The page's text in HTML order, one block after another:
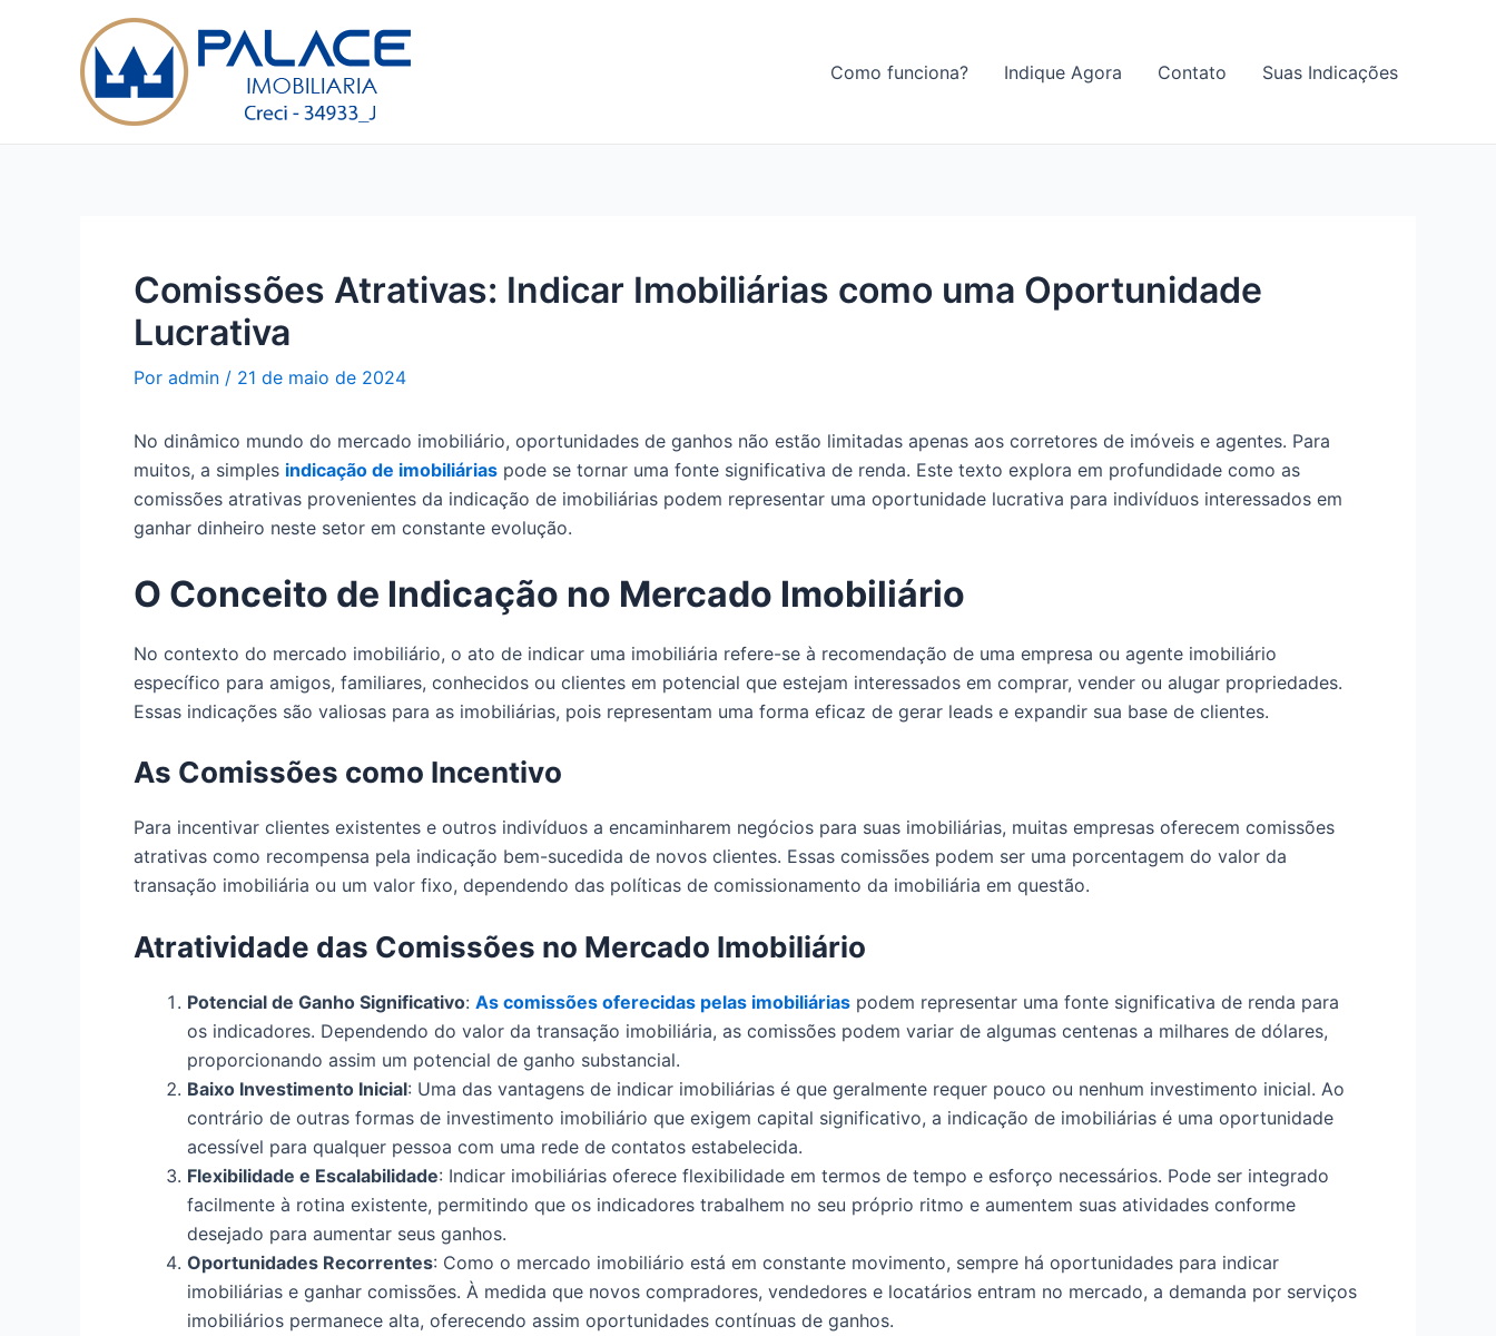
Como funciona? Indique Agora Contato Suas Indicações
Comissões Atrativas: Indicar Imobiliárias como uma Oportunidade
Lucrativa
Por admin / 21 de maio de 2024
No dinâmico mundo do mercado imobiliário, oportunidades de ganhos não estão limitadas apenas aos corretores de imóveis e agentes. Para
muitos, a simples indicação de imobiliárias pode se tornar uma fonte significativa de renda. Este texto explora em profundidade como as
comissões atrativas provenientes da indicação de imobiliárias podem representar uma oportunidade lucrativa para indivíduos interessados em
ganhar dinheiro neste setor em constante evolução.
O Conceito de Indicação no Mercado Imobiliário
No contexto do mercado imobiliário, o ato de indicar uma imobiliária refere-se à recomendação de uma empresa ou agente imobiliário
específico para amigos, familiares, conhecidos ou clientes em potencial que estejam interessados em comprar, vender ou alugar propriedades.
Essas indicações são valiosas para as imobiliárias, pois representam uma forma eficaz de gerar leads e expandir sua base de clientes.
As Comissões como Incentivo
Para incentivar clientes existentes e outros indivíduos a encaminharem negócios para suas imobiliárias, muitas empresas oferecem comissões
atrativas como recompensa pela indicação bem-sucedida de novos clientes. Essas comissões podem ser uma porcentagem do valor da
transação imobiliária ou um valor fixo, dependendo das políticas de comissionamento da imobiliária em questão.
Atratividade das Comissões no Mercado Imobiliário
Potencial de Ganho Significativo: As comissões oferecidas pelas imobiliárias podem representar uma fonte significativa de renda para
os indicadores. Dependendo do valor da transação imobiliária, as comissões podem variar de algumas centenas a milhares de dólares,
proporcionando assim um potencial de ganho substancial.
Baixo Investimento Inicial: Uma das vantagens de indicar imobiliárias é que geralmente requer pouco ou nenhum investimento inicial. Ao
contrário de outras formas de investimento imobiliário que exigem capital significativo, a indicação de imobiliárias é uma oportunidade
acessível para qualquer pessoa com uma rede de contatos estabelecida.
Flexibilidade e Escalabilidade: Indicar imobiliárias oferece flexibilidade em termos de tempo e esforço necessários. Pode ser integrado
facilmente à rotina existente, permitindo que os indicadores trabalhem no seu próprio ritmo e aumentem suas atividades conforme
desejado para aumentar seus ganhos.
Oportunidades Recorrentes: Como o mercado imobiliário está em constante movimento, sempre há oportunidades para indicar
imobiliárias e ganhar comissões. À medida que novos compradores, vendedores e locatários entram no mercado, a demanda por serviços
imobiliários permanece alta, oferecendo assim oportunidades contínuas de ganhos.
navigation